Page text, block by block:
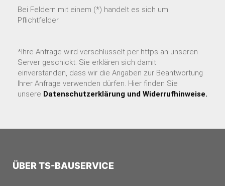
l
t
n
a
t
i
v
Bei Feldern mit einem (*) handelt es sich um
Pflichtfelder.
*Ihre Anfrage wird verschlüsselt per https an unseren
Server geschickt. Sie erklären sich damit
einverstanden, dass wir die Angaben zur Beantwortung
Ihrer Anfrage verwenden dürfen. Hier finden Sie
unsere Datenschutzerklärung und Widerrufhinweise.
ÜBER TS-BAUSERVICE